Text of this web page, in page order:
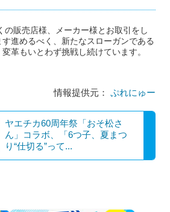
販売店様、メーカー様とお取引をし
進めるべく、新たなスローガンである
革もいとわず挑戦し続けています。
情報提供元： ぷれにゅー
ヤエチカ60周年祭「おそ松さ
ん」コラボ、「6つ子、夏まつ
り“仕切る”って...